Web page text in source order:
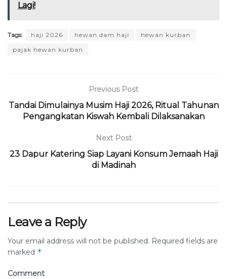
Lagi!
Tags: haji 2026 hewan dam haji
hewan kurban
pajak hewan kurban
Previous Post
Tandai Dimulainya Musim Haji 2026, Ritual Tahunan
Pengangkatan Kiswah Kembali Dilaksanakan
Next Post
23 Dapur Katering Siap Layani Konsum Jemaah Haji
di Madinah
Leave a Reply
Your email address will not be published. Required fields are
marked *
Comment